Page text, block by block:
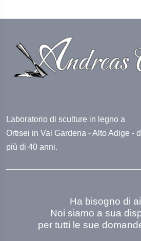
Laboratorio di sculture in legno a
Ortisei in Val Gardena - Alto Adige -
più di 40 anni.
Ha bisogno di
Noi siamo a sua
per tutti le sue